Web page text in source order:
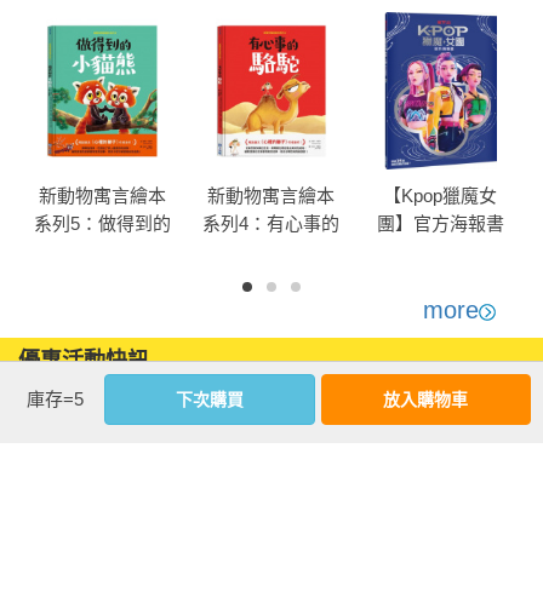
新動物寓言繪本
系列5：做得到的
新動物寓言繪本
系列4：有心事的
【Kpop獵魔女
團】官方海報書
more
優惠活動快訊
庫存=5 下次購買 放入購物車